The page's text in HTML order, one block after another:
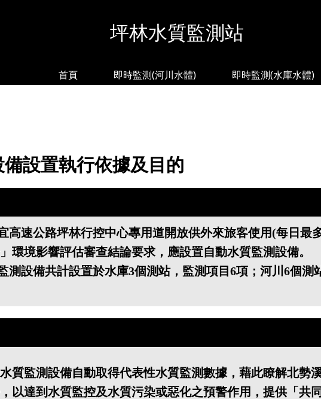
坪林水質監測站
首頁 即時監測(河川水體) 即時監測(水庫水體)
設置執行依據及目的
高速公路坪林行控中心專用道開放供外來旅客使用(每日最
環境影響評估審查結論要求，應設置自動水質監測設備。
測設備共計設置於水庫3個測站，監測項目6項；河川6個測
質監測設備自動取得代表性水質監測數據，藉此瞭解北勢
以達到水質監控及水質污染或惡化之預警作用，提供「共